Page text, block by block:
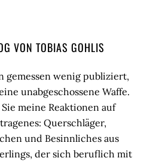
VON TOBIAS GOHLIS
gemessen wenig publiziert,
unabgeschossene Waffe.
meine Reaktionen auf
Querschläger,
und Besinnliches aus
der sich beruflich mit